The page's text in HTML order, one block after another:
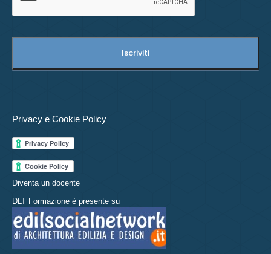
Privacy e Cookie Policy
Diventa un docente
DLT Formazione è presente su